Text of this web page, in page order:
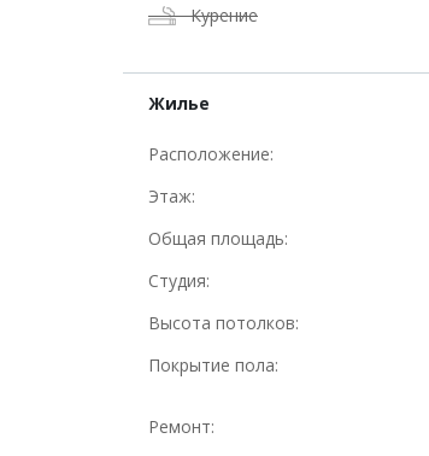
Курение
Жилье
Расположение:
Этаж:
Общая площадь:
Студия:
Высота потолков:
Покрытие пола:
Ремонт: